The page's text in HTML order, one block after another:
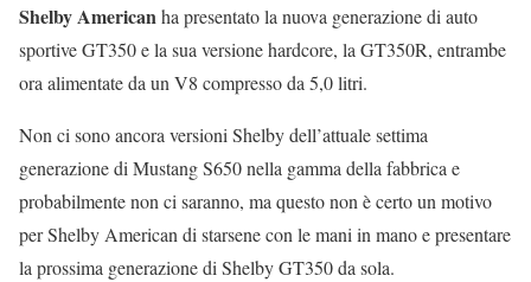
Shelby Americanha presentato la nuova generazione di auto
sportive GT350 e la sua versione hardcore, la GT350R, entrambe
ora alimentate da un V8 compresso da 5,0 litri.
Non ci sono ancora versioni Shelby dell’attuale settima
generazione di Mustang S650 nella gamma della fabbrica e
probabilmente non ci saranno, ma questo non è certo un motivo
per Shelby American di starsene con le mani in mano e presentare
la prossima generazione di Shelby GT350 da sola.